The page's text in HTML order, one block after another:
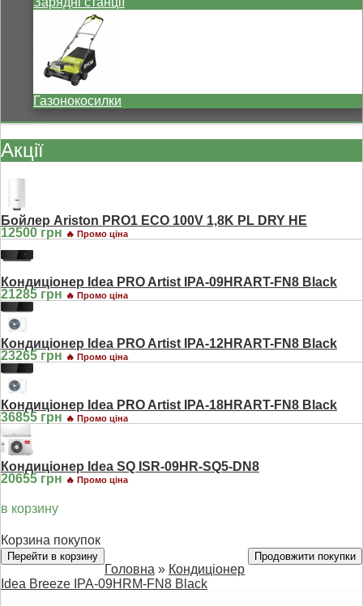
Газонокосилки
Акції
Бойлер Ariston PRO1 ECO 100V 1,8K PL DRY HE
12500 грн 🔥 Промо ціна
Кондиціонер Idea PRO Artist IPA-09HRART-FN8 Black
21285 грн 🔥 Промо ціна
Кондиціонер Idea PRO Artist IPA-12HRART-FN8 Black
23265 грн 🔥 Промо ціна
Кондиціонер Idea PRO Artist IPA-18HRART-FN8 Black
36855 грн 🔥 Промо ціна
Кондиціонер Idea SQ ISR-09HR-SQ5-DN8
20655 грн 🔥 Промо ціна
в корзину
Корзина покупок
Перейти в корзину Продовжити покупки
Головна » Кондиціонер
Idea Breeze IPA-09HRM-FN8 Black